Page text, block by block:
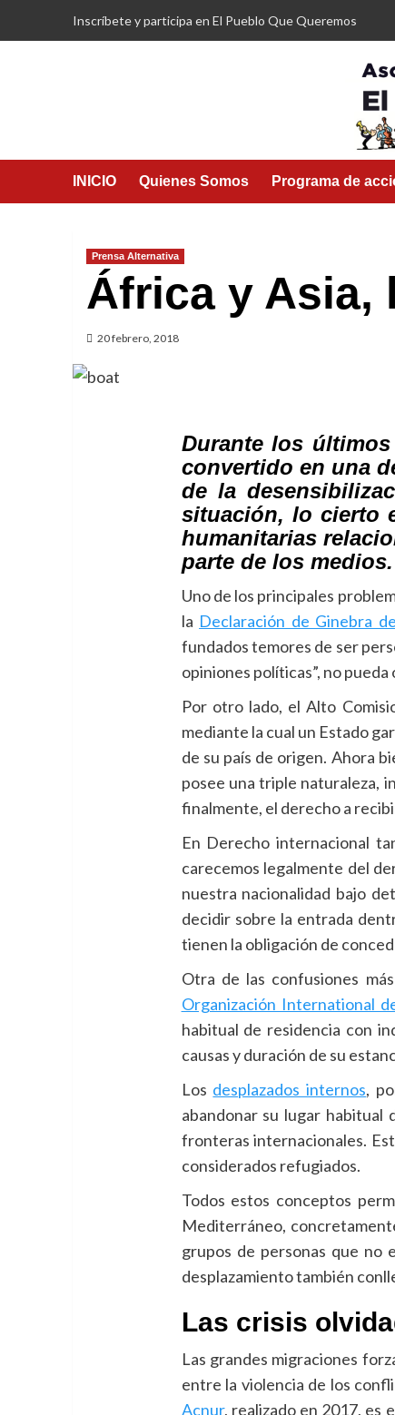
Inscríbete y participa en El Pueblo Que Queremos
INICIO Quienes Somos Programa de
Prensa Alternativa
África y Asia,
20 febrero, 2018
Durante los
convertido en una
de la
situación, lo cierto
humanitarias
parte de los medios.
Uno de los principales
la Declaración de Ginebra
fundados temores de ser
opiniones políticas”, no
Por otro lado, el Alto
mediante la cual un Estado
de su país de origen. Ahora
posee una triple naturaleza,
finalmente, el derecho a
En Derecho internacional
carecemos legalmente del
nuestra nacionalidad bajo
decidir sobre la entrada
tienen la obligación de
Otra de las confusiones
Organización International
habitual de residencia con
causas y duración de su
Los desplazados internos,
abandonar su lugar habitual
fronteras internacionales.
considerados refugiados.
Todos estos conceptos
Mediterráneo,
grupos de personas que no
desplazamiento también
Las crisis
Las grandes migraciones
entre la violencia de los
Acnur, realizado en 2017, es